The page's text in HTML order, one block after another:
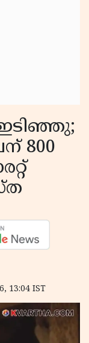
800
13:04 IST